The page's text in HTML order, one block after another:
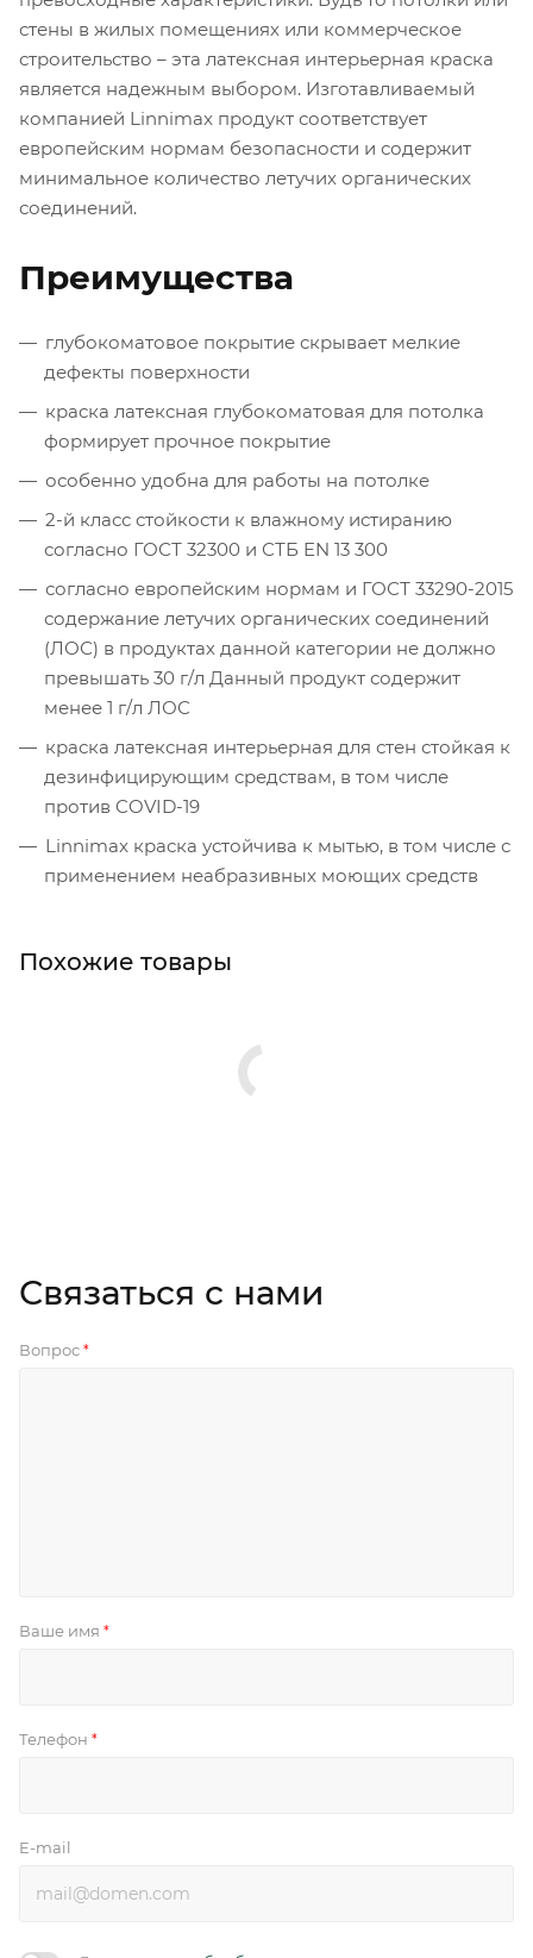
стены в жилых помещениях или коммерческое
строительство – эта латексная интерьерная краска
является надежным выбором. Изготавливаемый
компанией Linnimax продукт соответствует
европейским нормам безопасности и содержит
минимальное количество летучих органических
соединений.
Преимущества
глубокоматовое покрытие скрывает мелкие
дефекты поверхности
краска латексная глубокоматовая для потолка
формирует прочное покрытие
особенно удобна для работы на потолке
2-й класс стойкости к влажному истиранию
согласно ГОСТ 32300 и СТБ EN 13 300
согласно европейским нормам и ГОСТ 33290-2015
содержание летучих органических соединений
(ЛОС) в продуктах данной категории не должно
превышать 30 г/л Данный продукт содержит
менее 1 г/л ЛОС
краска латексная интерьерная для стен стойкая к
дезинфицирующим средствам, в том числе
против COVID-19
Linnimax краска устойчива к мытью, в том числе с
применением неабразивных моющих средств
Похожие товары
Связаться с нами
Вопрос *
Ваше имя *
Телефон *
E-mail